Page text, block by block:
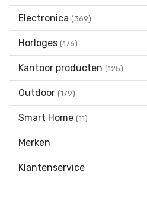
Electronica (369)
Horloges (176)
Kantoor producten (125)
Outdoor (179)
Smart Home (11)
Merken
Klantenservice